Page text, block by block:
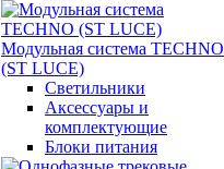
Модульная система TECHNO
(ST LUCE)
Светильники
Аксессуары и
комплектующие
Блоки питания